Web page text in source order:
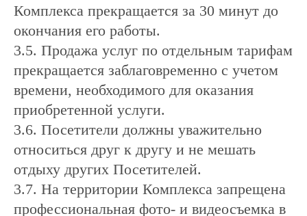
Комплекса прекращается за 30 минут до
окончания его работы.
3.5. Продажа услуг по отдельным тарифам
прекращается заблаговременно с учетом
времени, необходимого для оказания
приобретенной услуги.
3.6. Посетители должны уважительно
относиться друг к другу и не мешать
отдыху других Посетителей.
3.7. На территории Комплекса запрещена
профессиональная фото- и видеосъемка в